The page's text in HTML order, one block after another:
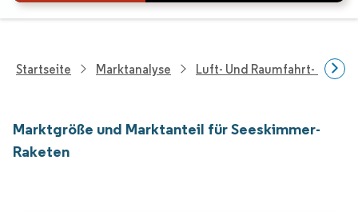
Startseite Marktanalyse Luft- Und Raumfahrt- Und
Marktgröße und Marktanteil für Seeskimmer-
Raketen